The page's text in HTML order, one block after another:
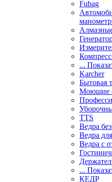
Fubag
...
Karcher
Бытовая
Моющие
TTS
Ведра
Ведра
Ведра с
...
КЕДР